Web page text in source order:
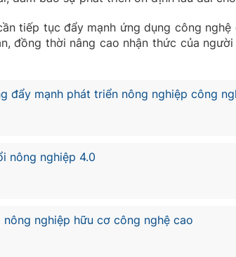
tiếp tục đẩy mạnh ứng dụng công
đồng thời nâng cao nhận thức của
đẩy mạnh phát triển nông nghiệp công
nông nghiệp 4.0
nghiệp hữu cơ công nghệ cao